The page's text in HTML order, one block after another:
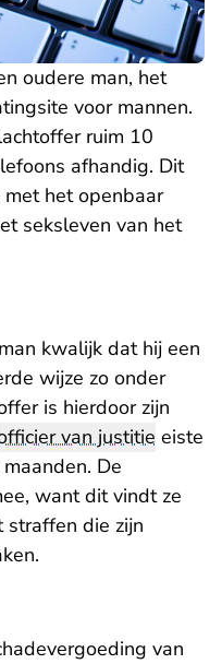
oudere man, het
voor mannen.
ruim 10
afhandig. Dit
het openbaar
seksleven van het
kwalijk dat hij een
wijze zo onder
is hierdoor zijn
van justitie eiste
De
want dit vindt ze
straffen die zijn
van